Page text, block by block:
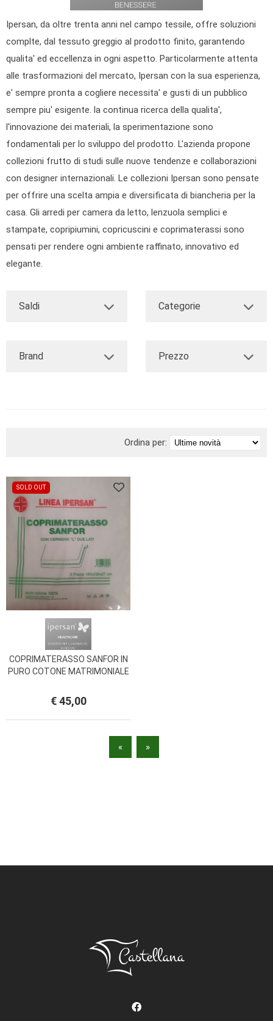
Ipersan, da oltre trenta anni nel campo tessile, offre soluzioni
complte, dal tessuto greggio al prodotto finito, garantendo
qualita' ed eccellenza in ogni aspetto. Particolarmente attenta
alle trasformazioni del mercato, Ipersan con la sua esperienza,
e' sempre pronta a cogliere necessita' e gusti di un pubblico
sempre piu' esigente. la continua ricerca della qualita',
l'innovazione dei materiali, la sperimentazione sono
fondamentali per lo sviluppo del prodotto. L'azienda propone
collezioni frutto di studi sulle nuove tendenze e collaborazioni
con designer internazionali. Le collezioni Ipersan sono pensate
per offrire una scelta ampia e diversificata di biancheria per la
casa. Gli arredi per camera da letto, lenzuola semplici e
stampate, copripiumini, copricuscini e coprimaterassi sono
pensati per rendere ogni ambiente raffinato, innovativo ed
elegante.
Saldi Categorie
Brand Prezzo
Ordina per:
SOLD OUT
COPRIMATERASSO SANFOR IN
PURO COTONE MATRIMONIALE
LINEA IPERSAN
€ 45,00
« »